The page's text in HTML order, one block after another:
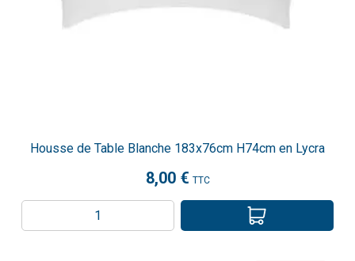
Housse de Table Blanche 183x76cm H74cm en Lycra
8,00 € TTC